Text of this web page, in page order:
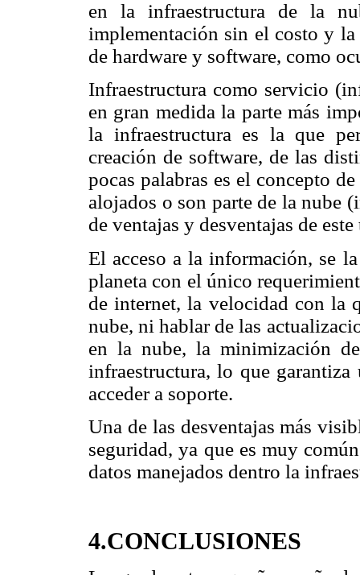
en la infraestructura de la
implementación sin el costo y
de hardware y software, como
Infraestructura como servicio
en gran medida la parte más
la infraestructura es la que
creación de software, de las
pocas palabras es el concepto
alojados o son parte de la nube
de ventajas y desventajas de
El acceso a la información, se
planeta con el único
de internet, la velocidad con la
nube, ni hablar de las
en la nube, la minimización
infraestructura, lo que
acceder a soporte.
Una de las desventajas más
seguridad, ya que es muy
datos manejados dentro la
4.CONCLUSIONES